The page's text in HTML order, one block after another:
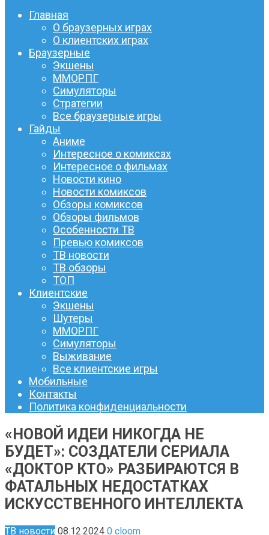
Главная
О браузерных играх
О клиентских играх
Браузерные
Экшены
ММОРПГ
Симуляторы
Стратегии
Все браузерные игры
Гайды
Аниме
Интересное о комиксах
Интересное о фильмах
Новости кино
Новости комиксов
Обзоры комиксов
Обзоры фильмов
Особенности ТВ
Превью комиксов
ТВ новости
ТВ обзоры
ТОП
Клиентские
Экшены
Шутеры
ММОРПГ
Симуляторы
Выживание
Все клиентские игры
Мобильные
Контакты
Политика конфиденциальности
«НОВОЙ ИДЕИ НИКОГДА НЕ
БУДЕТ»: СОЗДАТЕЛИ СЕРИАЛА
«ДОКТОР КТО» РАЗБИРАЮТСЯ В
ФАТАЛЬНЫХ НЕДОСТАТКАХ
ИСКУССТВЕННОГО ИНТЕЛЛЕКТА
ТВ новости 08.12.2024 0 cloom